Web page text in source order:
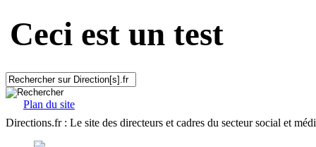
Ceci est un test
Plan du site
Directions.fr : Le site des directeurs et cadres du secteur social et